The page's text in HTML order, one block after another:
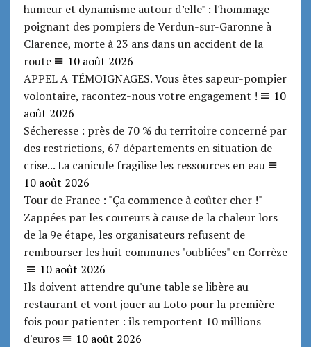
humeur et dynamisme autour d’elle" : l'hommage
poignant des pompiers de Verdun-sur-Garonne à
Clarence, morte à 23 ans dans un accident de la
route
10 août 2026
APPEL A TÉMOIGNAGES. Vous êtes sapeur-pompier
volontaire, racontez-nous votre engagement !
10
août 2026
Sécheresse : près de 70 % du territoire concerné par
des restrictions, 67 départements en situation de
crise... La canicule fragilise les ressources en eau
10 août 2026
Tour de France : "Ça commence à coûter cher !"
Zappées par les coureurs à cause de la chaleur lors
de la 9e étape, les organisateurs refusent de
rembourser les huit communes "oubliées" en Corrèze
10 août 2026
Ils doivent attendre qu'une table se libère au
restaurant et vont jouer au Loto pour la première
fois pour patienter : ils remportent 10 millions
d'euros
10 août 2026